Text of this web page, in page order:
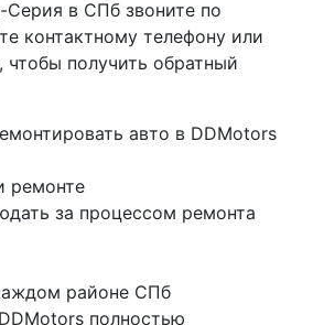
в СПб звоните по
контактному телефону или
чтобы получить обратный
авто в DDMotors
ремонте
за процессом ремонта
районе СПб
полностью